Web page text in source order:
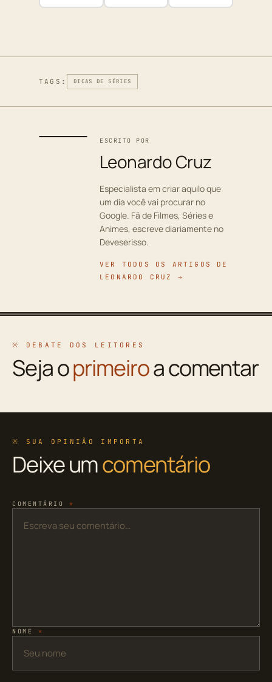
TAGS: DICAS DE SÉRIES
ESCRITO POR
Leonardo Cruz
Especialista em criar aquilo que
um dia você vai procurar no
Google. Fã de Filmes, Séries e
Animes, escreve diariamente no
Deveserisso.
VER TODOS OS ARTIGOS DE
LEONARDO CRUZ →
※ DEBATE DOS LEITORES
Seja oprimeiroa comentar
※ SUA OPINIÃO IMPORTA
Deixe umcomentário
COMENTÁRIO *
NOME *